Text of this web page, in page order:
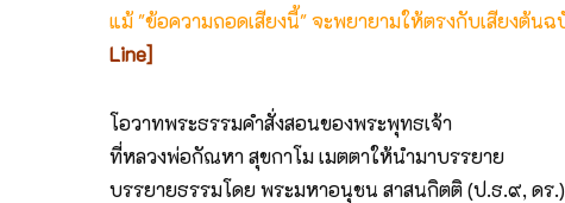
แม้ "ข้อความถอดเสียงนี้" จะพยายามให้ตรงกับเสียงต้
Line]
โอวาทพระธรรมคำสั่งสอนของพระพุทธเจ้า
ที่หลวงพ่อกัณหา สุขกาโม เมตตาให้นำมาบรรยาย
บรรยายธรรมโดย พระมหาอนุชน สาสนกิตติ (ป.ธ.๙, ดร.)